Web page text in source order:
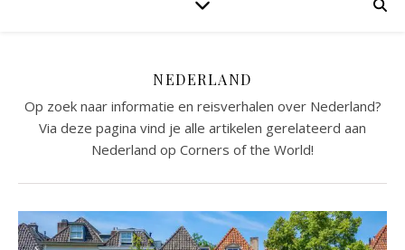
NEDERLAND
Op zoek naar informatie en reisverhalen over Nederland?
Via deze pagina vind je alle artikelen gerelateerd aan
Nederland op Corners of the World!